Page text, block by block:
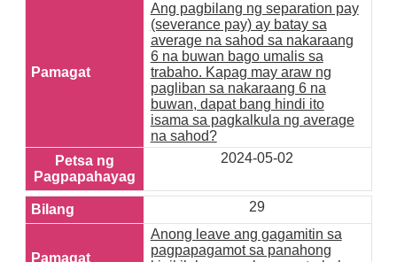
Ang pagbilang ng separation pay
(severance pay) ay batay sa
average na sahod sa nakaraang
6 na buwan bago umalis sa
trabaho. Kapag may araw ng
pagliban sa nakaraang 6 na
buwan, dapat bang hindi ito
isama sa pagkalkula ng average
na sahod?
2024-05-02
29
Anong leave ang gagamitin sa
pagpapagamot sa panahong